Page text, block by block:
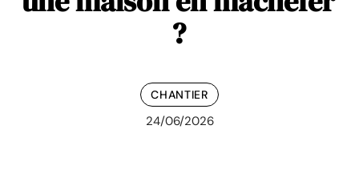
?
CHANTIER
24/06/2026